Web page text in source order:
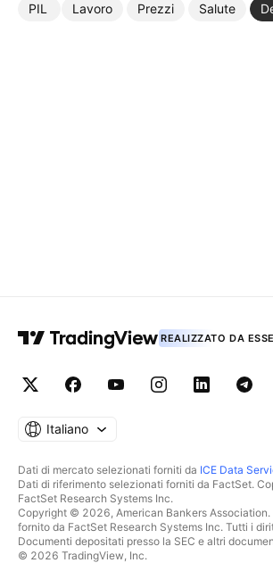
PIL Lavoro Prezzi Salute
Altro
REALIZZATO DA
Italiano
Dati di mercato selezionati forniti da ICE Data
Dati di riferimento selezionati forniti da FactSet.
FactSet Research Systems Inc.
Copyright © 2026, American Bankers Association.
fornito da FactSet Research Systems Inc. Tutti i
Documenti depositati presso la SEC e altri
© 2026 TradingView, Inc.